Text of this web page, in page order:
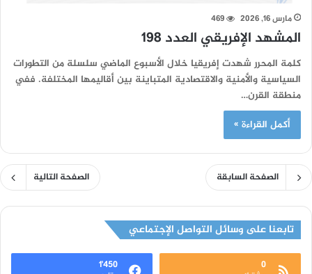
مارس 16, 2026 469
المشهد الإفريقي العدد 198
كلمة المحرر شهدت إفريقيا خلال الأسبوع الماضي سلسلة من التطورات
السياسية والأمنية والاقتصادية المتباينة بين أقاليمها المختلفة. ففي
منطقة القرن…
أكمل القراءة »
الصفحة السابقة الصفحة التالية
تابعنا على وسائل التواصل الإجتماعي
0 1٬450